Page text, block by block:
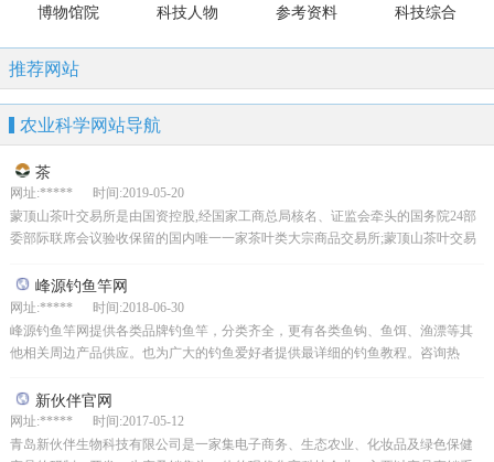
博物馆院 科技人物 参考资料 科技综合
推荐网站
农业科学网站导航
茶
网址:***** 时间:2019-05-20
蒙顶山茶叶交易所是由国资控股,经国家工商总局核名、证监会牵头的国务院24部
委部际联席会议验收保留的国内唯一一家茶叶类大宗商品交易所;蒙顶山茶叶交易
峰源钓鱼竿网
网址:***** 时间:2018-06-30
峰源钓鱼竿网提供各类品牌钓鱼竿，分类齐全，更有各类鱼钩、鱼饵、渔漂等其
他相关周边产品供应。也为广大的钓鱼爱好者提供最详细的钓鱼教程。咨询热
新伙伴官网
网址:***** 时间:2017-05-12
青岛新伙伴生物科技有限公司是一家集电子商务、生态农业、化妆品及绿色保健